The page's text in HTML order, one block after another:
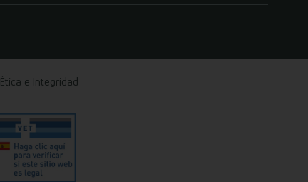
Ética e Integridad